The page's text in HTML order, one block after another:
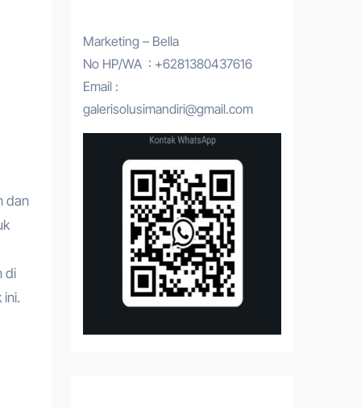
dan
di
Marketing – Bella
No HP/WA : +6281380437616
Email :
galerisolusimandiri@gmail.com